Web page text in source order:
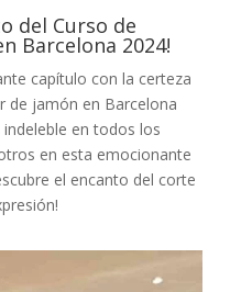
del Curso de
Barcelona 2024!
capítulo con la certeza
de jamón en Barcelona
en todos los
en esta emocionante
el encanto del corte